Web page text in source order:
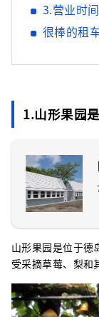
3.营业时
很棒的租
1.山形果园
山形果园是位于德
受采摘草莓、梨和